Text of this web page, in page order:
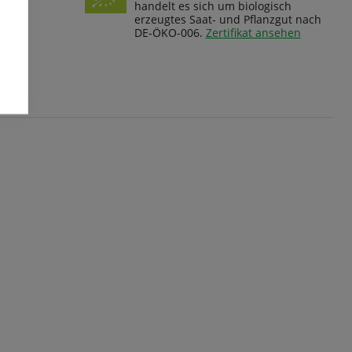
handelt es sich um biologisch
erzeugtes Saat- und Pflanzgut nach
DE-ÖKO-006. Zertifikat ansehen